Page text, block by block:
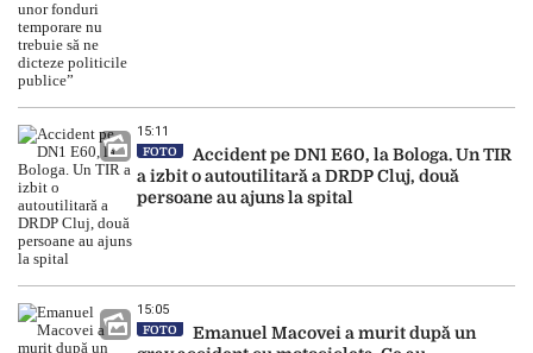
15:11
FOTO
Accident pe DN1 E60, la Bologa. Un TIR
a izbit o autoutilitară a DRDP Cluj, două
persoane au ajuns la spital
15:05
FOTO
Emanuel Macovei a murit după un